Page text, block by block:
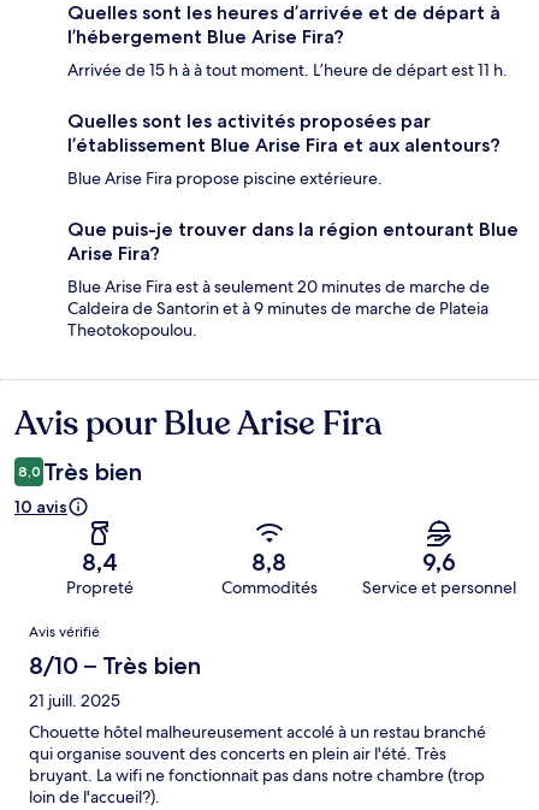
Quelles sont les heures d’arrivée et de départ à
l’hébergement Blue Arise Fira?
Arrivée de 15 h à à tout moment. L’heure de départ est 11 h.
Quelles sont les activités proposées par
l’établissement Blue Arise Fira et aux alentours?
Blue Arise Fira propose piscine extérieure.
Que puis-je trouver dans la région entourant Blue
Arise Fira?
Blue Arise Fira est à seulement 20 minutes de marche de
Caldeira de Santorin et à 9 minutes de marche de Plateia
Theotokopoulou.
Avis
Avis pour Blue Arise Fira
8,0 Très bien
10 avis
8,4
Propreté
8,8
Commodités
9,6
Service et personnel
Avis
Avis vérifié
8/10 – Très bien
21 juill. 2025
Chouette hôtel malheureusement accolé à un restau branché
qui organise souvent des concerts en plein air l'été. Très
bruyant. La wifi ne fonctionnait pas dans notre chambre (trop
loin de l'accueil?).